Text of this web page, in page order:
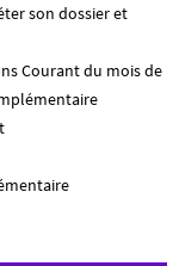
son dossier et
Courant du mois de